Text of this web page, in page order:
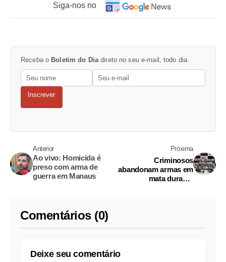
Siga-nos no
Receba o Boletim do Dia direto no seu e-mail, todo dia.
Inscrever
Anterior
Ao vivo: Homicida é
preso com arma de
guerra em Manaus
Próxima
Criminosos
abandonam armas em
mata durante
Comentários (0)
Deixe seu comentário